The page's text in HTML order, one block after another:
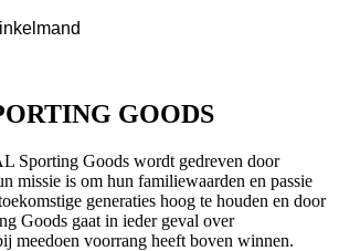
GOODS
Sporting Goods wordt gedreven door
missie is om hun familiewaarden en passie
generaties hoog te houden en door
Goods gaat in ieder geval over
meedoen voorrang heeft boven winnen.